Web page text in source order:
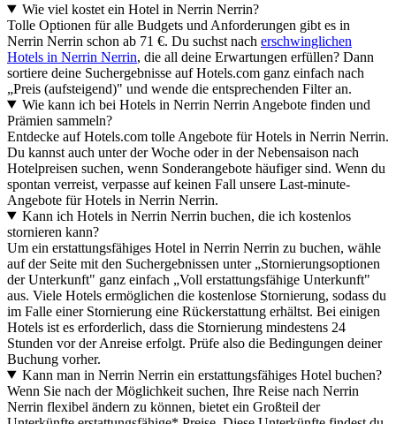
Wie viel kostet ein Hotel in Nerrin Nerrin?
Tolle Optionen für alle Budgets und Anforderungen gibt es in
Nerrin Nerrin schon ab 71 €. Du suchst nach erschwinglichen
Hotels in Nerrin Nerrin, die all deine Erwartungen erfüllen? Dann
sortiere deine Suchergebnisse auf Hotels.com ganz einfach nach
„Preis (aufsteigend)" und wende die entsprechenden Filter an.
Wie kann ich bei Hotels in Nerrin Nerrin Angebote finden und
Prämien sammeln?
Entdecke auf Hotels.com tolle Angebote für Hotels in Nerrin Nerrin.
Du kannst auch unter der Woche oder in der Nebensaison nach
Hotelpreisen suchen, wenn Sonderangebote häufiger sind. Wenn du
spontan verreist, verpasse auf keinen Fall unsere Last-minute-
Angebote für Hotels in Nerrin Nerrin.
Kann ich Hotels in Nerrin Nerrin buchen, die ich kostenlos
stornieren kann?
Um ein erstattungsfähiges Hotel in Nerrin Nerrin zu buchen, wähle
auf der Seite mit den Suchergebnissen unter „Stornierungsoptionen
der Unterkunft" ganz einfach „Voll erstattungsfähige Unterkunft"
aus. Viele Hotels ermöglichen die kostenlose Stornierung, sodass du
im Falle einer Stornierung eine Rückerstattung erhältst. Bei einigen
Hotels ist es erforderlich, dass die Stornierung mindestens 24
Stunden vor der Anreise erfolgt. Prüfe also die Bedingungen deiner
Buchung vorher.
Kann man in Nerrin Nerrin ein erstattungsfähiges Hotel buchen?
Wenn Sie nach der Möglichkeit suchen, Ihre Reise nach Nerrin
Nerrin flexibel ändern zu können, bietet ein Großteil der